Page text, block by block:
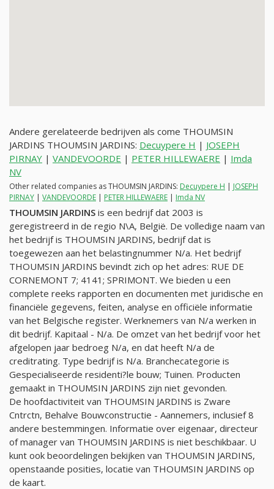
Andere gerelateerde bedrijven als come THOUMSIN
JARDINS THOUMSIN JARDINS: Decuypere H | JOSEPH
PIRNAY | VANDEVOORDE | PETER HILLEWAERE | Imda
NV
Other related companies as THOUMSIN JARDINS: Decuypere H | JOSEPH
PIRNAY | VANDEVOORDE | PETER HILLEWAERE | Imda NV
THOUMSIN JARDINS is een bedrijf dat 2003 is
geregistreerd in de regio N\A, België. De volledige naam van
het bedrijf is THOUMSIN JARDINS, bedrijf dat is
toegewezen aan het belastingnummer N/a. Het bedrijf
THOUMSIN JARDINS bevindt zich op het adres: RUE DE
CORNEMONT 7; 4141; SPRIMONT. We bieden u een
complete reeks rapporten en documenten met juridische en
financiële gegevens, feiten, analyse en officiële informatie
van het Belgische register. Werknemers van N/a werken in
dit bedrijf. Kapitaal - N/a. De omzet van het bedrijf voor het
afgelopen jaar bedroeg N/a, en dat heeft N/a de
creditrating. Type bedrijf is N/a. Branchecategorie is
Gespecialiseerde residenti?le bouw; Tuinen. Producten
gemaakt in THOUMSIN JARDINS zijn niet gevonden.
De hoofdactiviteit van THOUMSIN JARDINS is Zware
Cntrctn, Behalve Bouwconstructie - Aannemers, inclusief 8
andere bestemmingen. Informatie over eigenaar, directeur
of manager van THOUMSIN JARDINS is niet beschikbaar. U
kunt ook beoordelingen bekijken van THOUMSIN JARDINS,
openstaande posities, locatie van THOUMSIN JARDINS op
de kaart.